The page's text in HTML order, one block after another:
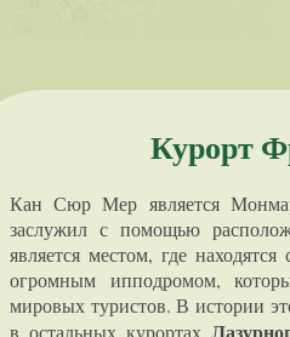
Курорт
Кан Сюр Мер является
заслужил с помощью
является местом, где
огромным ипподромом,
мировых туристов. В истории
в остальных курортах